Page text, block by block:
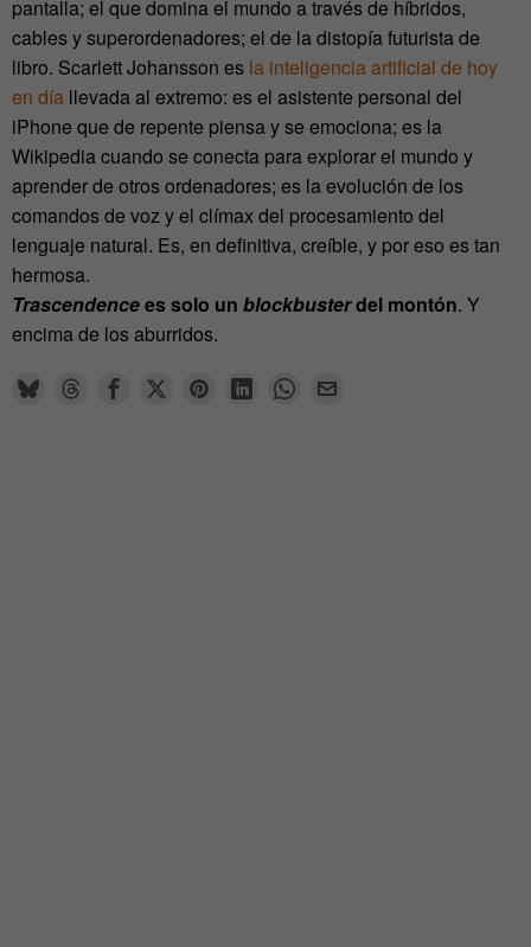
pantalla; el que domina el mundo a través de híbridos,
cables y superordenadores; el de la distopía futurista de
libro. Scarlett Johansson es la inteligencia artificial de hoy
en día llevada al extremo: es el asistente personal del
iPhone que de repente piensa y se emociona; es la
Wikipedia cuando se conecta para explorar el mundo y
aprender de otros ordenadores; es la evolución de los
comandos de voz y el clímax del procesamiento del
lenguaje natural. Es, en definitiva, creíble, y por eso es tan
hermosa.
Trascendencees solo un blockbusterdel montón. Y
encima de los aburridos.